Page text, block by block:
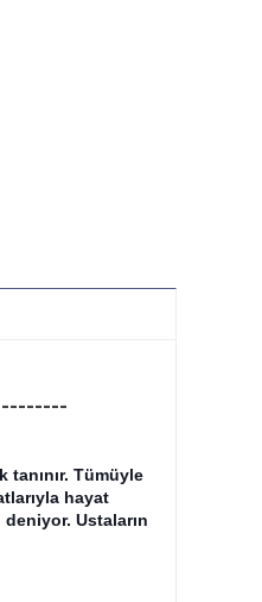
Tümüyle
hayat
Ustaların